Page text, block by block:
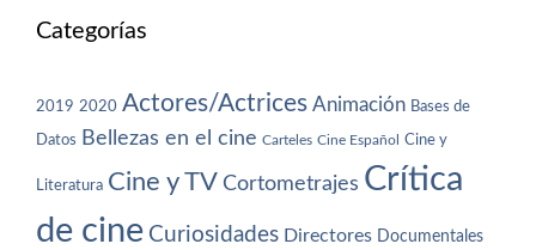
Categorías
2019 2020 Actores/Actrices Animación Bases de
Datos Bellezas en el cine Carteles Cine Español Cine y
Literatura Cine y TV Cortometrajes Crítica
de cine Curiosidades Directores Documentales